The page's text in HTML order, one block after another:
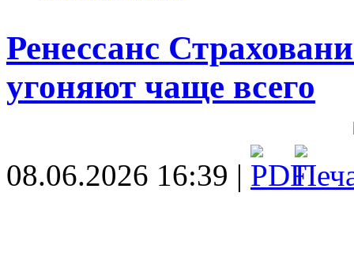
Ренессанс
угоняют чаще всего
08.06.2026 16:39 |